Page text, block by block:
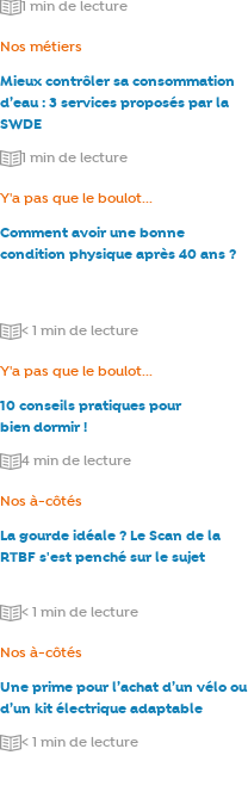
1 min de lecture
Mieux contrôler sa consommation
d’eau : 3 services proposés par la
SWDE
Catégorie :
Nos métiers
1 min de lecture
Comment avoir une bonne
condition physique après 40 ans ?
Catégorie :
Y'a pas que le boulot...
< 1 min de lecture
10 conseils pratiques pour
bien dormir !
Catégorie :
Y'a pas que le boulot...
4 min de lecture
La gourde idéale ? Le Scan de la
RTBF s'est penché sur le sujet
Catégorie :
Nos à-côtés
< 1 min de lecture
Une prime pour l’achat d’un vélo ou
d’un kit électrique adaptable
Catégorie :
Nos à-côtés
< 1 min de lecture